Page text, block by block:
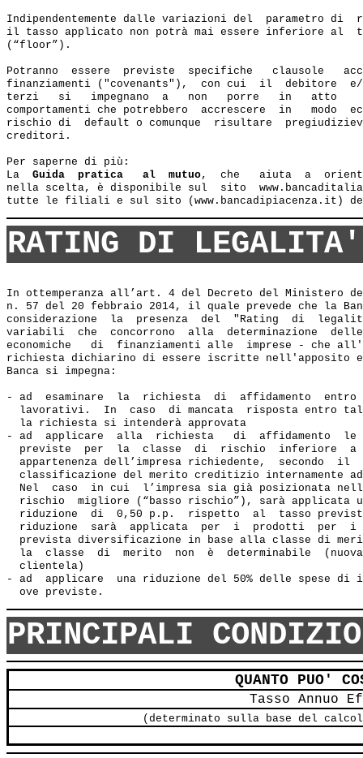
Indipendentemente dalle variazioni del  parametro di
il tasso applicato non potrà mai essere inferiore al
(“floor”).
Potranno  essere  previste  specifiche   clausole
finanziamenti ("covenants"),  con cui  il  debitore
terzi   si   impegnano  a   non   porre   in   atto
comportamenti che potrebbero  accrescere  in   modo
rischio di  default o comunque  risultare
creditori.
Per saperne di più:
La Guida  pratica   al  mutuo,  che   aiuta  a
nella scelta, è disponibile sul  sito
RATING DI LEGALITA'
In ottemperanza all’art. 4 del Decreto del Ministero
n. 57 del 20 febbraio 2014, il quale prevede che la
considerazione  la  presenza  del  "Rating  di
variabili  che  concorrono  alla  determinazione
economiche   di  finanziamenti alle  imprese - che
richiesta dichiarino di essere iscritte nell'apposito
Banca si impegna:
- ad  esaminare  la  richiesta  di  affidamento
lavorativi.  In  caso  di mancata  risposta entro
  la richiesta si intenderà approvata
- ad  applicare  alla  richiesta   di  affidamento  le
previste  per  la  classe  di  rischio  inferiore
appartenenza dell’impresa richiedente,  secondo  il
classificazione del merito creditizio internamente
Nel  caso  in cui  l’impresa sia già posizionata
rischio  migliore (“basso rischio”), sarà applicata
riduzione  di  0,50 p.p.  rispetto  al  tasso
riduzione  sarà  applicata  per  i  prodotti  per
prevista diversificazione in base alla classe di
la  classe  di  merito  non  è  determinabile
  clientela)
- ad  applicare  una riduzione del 50% delle spese
PRINCIPALI
QUANTO PUO'
Tasso Annuo
(determinato sulla base del